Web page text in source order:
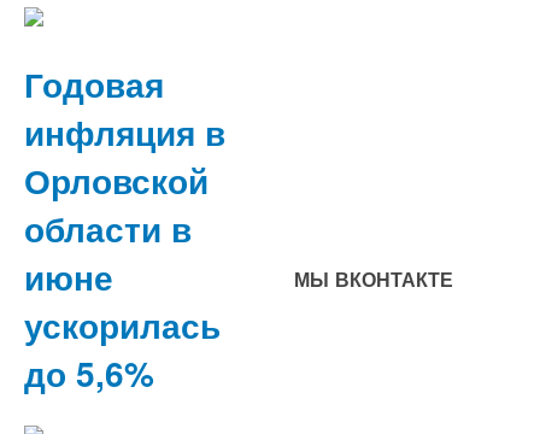
Годовая
инфляция в
Орловской
области в
июне
ускорилась
до 5,6%
МЫ ВКОНТАКТЕ